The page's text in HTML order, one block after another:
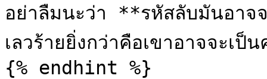
อย่าลืมนะว่า **รหัสลับมันอาจจ
เลวร้ายยิ่งกว่าคือเขาอาจจะเป็
{% endhint %}